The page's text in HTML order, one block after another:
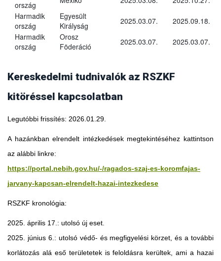
ország
Harmadik
ország
Egyesült
Királyság
2025.03.07.
2025.09.18.
Harmadik
ország
Orosz
Föderáció
2025.03.07. 2025.03.07.
Kereskedelmi tudnivalók az RSZKF
kitöréssel kapcsolatban
Legutóbbi frissítés: 2026.01.29.
A hazánkban elrendelt intézkedések megtekintéséhez kattintson
az alábbi linkre:
https://portal.nebih.gov.hu/-/ragados-szaj-es-koromfajas-
jarvany-kapcsan-elrendelt-hazai-intezkedese
RSZKF kronológia:
2025. április 17.: utolsó új eset.
2025. június 6.: utolsó védő- és megfigyelési körzet, és a további
korlátozás alá eső területetek is feloldásra kerültek, ami a hazai
Georgia